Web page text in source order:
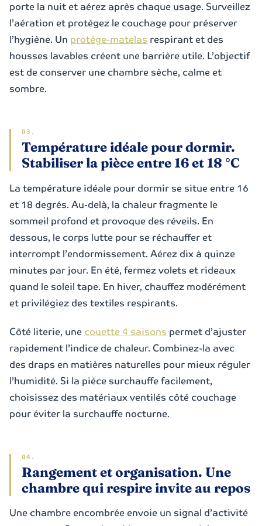
porte la nuit et aérez après chaque usage. Surveillez
l’aération et protégez le couchage pour préserver
l’hygiène. Un protège-matelas respirant et des
housses lavables créent une barrière utile. L’objectif
est de conserver une chambre sèche, calme et
sombre.
Température idéale pour dormir.
Stabiliser la pièce entre 16 et 18 °C
La température idéale pour dormir se situe entre 16
et 18 degrés. Au-delà, la chaleur fragmente le
sommeil profond et provoque des réveils. En
dessous, le corps lutte pour se réchauffer et
interrompt l’endormissement. Aérez dix à quinze
minutes par jour. En été, fermez volets et rideaux
quand le soleil tape. En hiver, chauffez modérément
et privilégiez des textiles respirants.
Côté literie, une couette 4 saisons permet d’ajuster
rapidement l’indice de chaleur. Combinez-la avec
des draps en matières naturelles pour mieux réguler
l’humidité. Si la pièce surchauffe facilement,
choisissez des matériaux ventilés côté couchage
pour éviter la surchauffe nocturne.
Rangement et organisation. Une
chambre qui respire invite au repos
Une chambre encombrée envoie un signal d’activité